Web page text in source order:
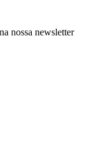
nossa newsletter